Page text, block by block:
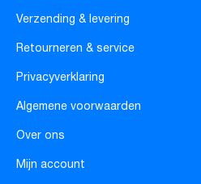
Verzending & levering
Retourneren & service
Privacyverklaring
Algemene voorwaarden
Over ons
Mijn account